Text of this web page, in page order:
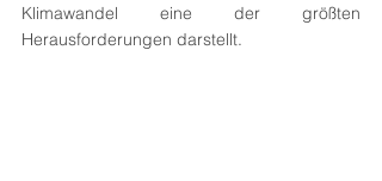
Klimawandel eine der größten
Herausforderungen darstellt.